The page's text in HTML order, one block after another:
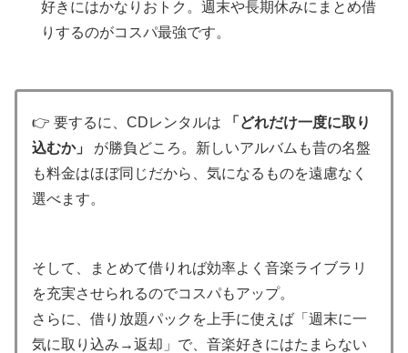
好きにはかなりおトク。週末や長期休みにまとめ借
りするのがコスパ最強です。
👉 要するに、CDレンタルは
「どれだけ一度に取り
込むか」
が勝負どころ。新しいアルバムも昔の名盤
も料金はほぼ同じだから、気になるものを遠慮なく
選べます。
そして、まとめて借りれば効率よく音楽ライブラリ
を充実させられるのでコスパもアップ。
さらに、借り放題パックを上手に使えば「週末に一
気に取り込み→返却」で、音楽好きにはたまらない